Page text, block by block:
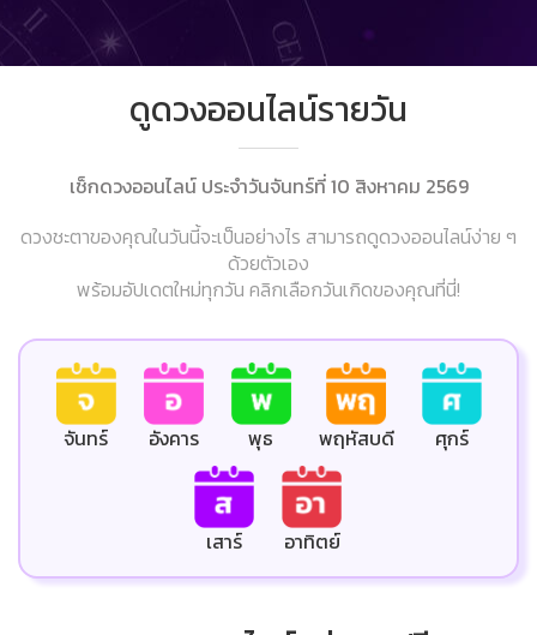
ดูดวงออนไลน์รายวัน
เช็กดวงออนไลน์ ประจำวันจันทร์ที่ 10 สิงหาคม 2569
ดวงชะตาของคุณในวันนี้จะเป็นอย่างไร สามารถดูดวงออนไลน์ง่าย ๆ
ด้วยตัวเอง
พร้อมอัปเดตใหม่ทุกวัน คลิกเลือกวันเกิดของคุณที่นี่!
จันทร์ อังคาร พุธ พฤหัสบดี ศุกร์
เสาร์ อาทิตย์